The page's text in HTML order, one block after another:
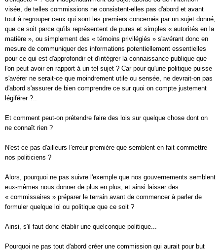
visée, de telles commissions ne consistent-elles pas d'abord et avant
tout à regrouper ceux qui sont les premiers concernés par un sujet donné,
que ce soit parce qu'ils représentent de pures et simples « autorités en la
matière », ou simplement des « témoins privilégiés » s'avérant donc en
mesure de communiquer des informations potentiellement essentielles
pour ce qui est d'approfondir et d'intégrer la connaissance publique que
l'on peut avoir en rapport à un tel sujet ? Car pour qu'une politique puisse
s'avérer ne serait-ce que moindrement utile ou sensée, ne devrait-on pas
d'abord s'assurer de bien comprendre ce sur quoi on compte justement
légiférer ?..
Et comment peut-on prétendre faire des lois sur quelque chose dont on
ne connaît rien ?
N'est-ce pas d'ailleurs l'erreur première que semblent en fait commettre
nos politiciens ?
Alors, pourquoi ne pas suivre l'exemple que nos gouvernements semblent
eux-mêmes nous donner de plus en plus, et ainsi laisser des
« commissaires » préparer le terrain avant de commencer à parler de
formuler quelque loi ou politique que ce soit ?
Ainsi, s'il faut donc établir une quelconque politique...
Pourquoi ne pas tout d'abord créer une commission qui aurait pour but